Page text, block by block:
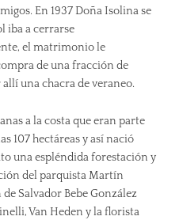
En 1937 Doña Isolina se
iba a cerrarse
el matrimonio le
de una fracción de
una chacra de veraneo.
a la costa que eran parte
107 hectáreas y así nació
una espléndida forestación y
del parquista Martín
Salvador Bebe González
Van Heden y la florista